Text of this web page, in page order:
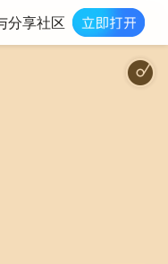
分享社区